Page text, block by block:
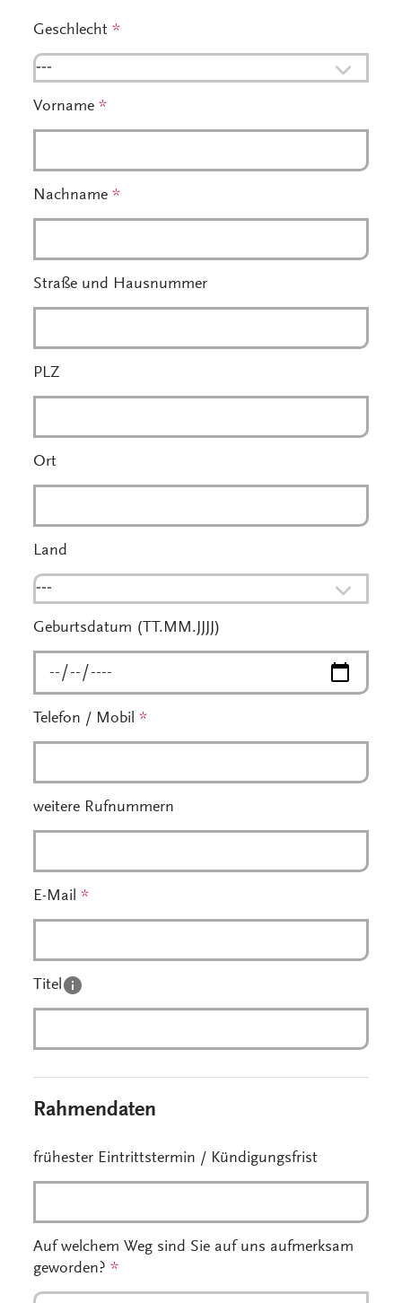
Geschlecht*
---
Vorname*
Nachname*
Straße und Hausnummer
PLZ
Ort
Land
---
Geburtsdatum (TT.MM.JJJJ)
Telefon / Mobil*
weitere Rufnummern
E-Mail*
Titel
Rahmendaten
frühester Eintrittstermin / Kündigungsfrist
Auf welchem Weg sind Sie auf uns aufmerksam
geworden?*